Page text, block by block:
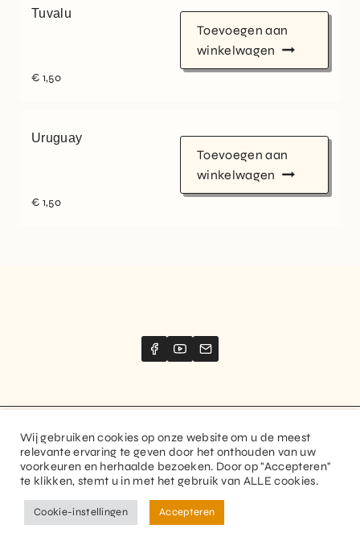
Tuvalu
€ 1,50
Toevoegen aan
winkelwagen
Uruguay
€ 1,50
Toevoegen aan
winkelwagen
Website created byStimize
© 2026 Guitaranthem. All rights reserved.
Privacy Policy Terms and Conditions
Wij gebruiken cookies op onze website om u de meest
relevante ervaring te geven door het onthouden van uw
voorkeuren en herhaalde bezoeken. Door op "Accepteren"
te klikken, stemt u in met het gebruik van ALLE cookies.
Cookie-instellingen Accepteren